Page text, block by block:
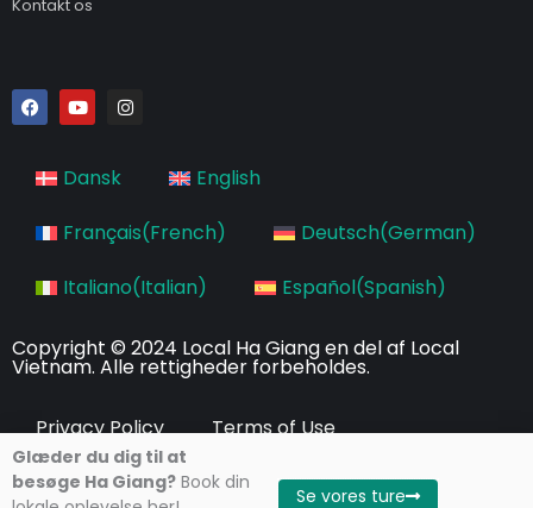
Kontakt os
F
a
c
b
o
k
Y
o
u
u
b
I
n
a
m
Dansk
English
Français(French) Deutsch(German)
Italiano(Italian) Español(Spanish)
Copyright © 2024 Local Ha Giang en del af Local
Vietnam. Alle rettigheder forbeholdes.
Privacy Policy Terms of Use
Glæder du dig til at
besøge Ha Giang? Book din
Se vores ture